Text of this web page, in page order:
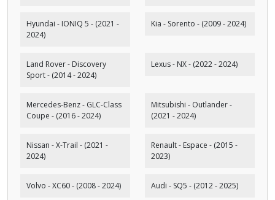
Hyundai - IONIQ 5 - (2021 -
2024)
Kia - Sorento - (2009 - 2024)
Land Rover - Discovery
Sport - (2014 - 2024)
Lexus - NX - (2022 - 2024)
Mercedes-Benz - GLC-Class
Coupe - (2016 - 2024)
Mitsubishi - Outlander -
(2021 - 2024)
Nissan - X-Trail - (2021 -
2024)
Renault - Espace - (2015 -
2023)
Volvo - XC60 - (2008 - 2024) Audi - SQ5 - (2012 - 2025)